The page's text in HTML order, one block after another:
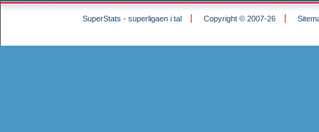
SuperStats - superligaen i tal Copyright © 2007-26